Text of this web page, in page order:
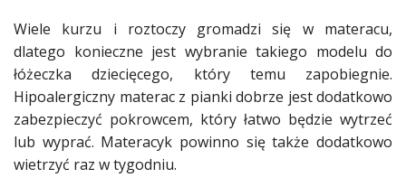
Wiele kurzu i roztoczy gromadzi się w materacu,
dlatego konieczne jest wybranie takiego modelu do
łóżeczka dziecięcego, który temu zapobiegnie.
Hipoalergiczny materacz pianki dobrze jestdodatkowo
zabezpieczyć pokrowcem, który łatwo będzie wytrzeć
lub wyprać. Materacyk powinno się takżedodatkowo
wietrzyć raz w tygodniu.